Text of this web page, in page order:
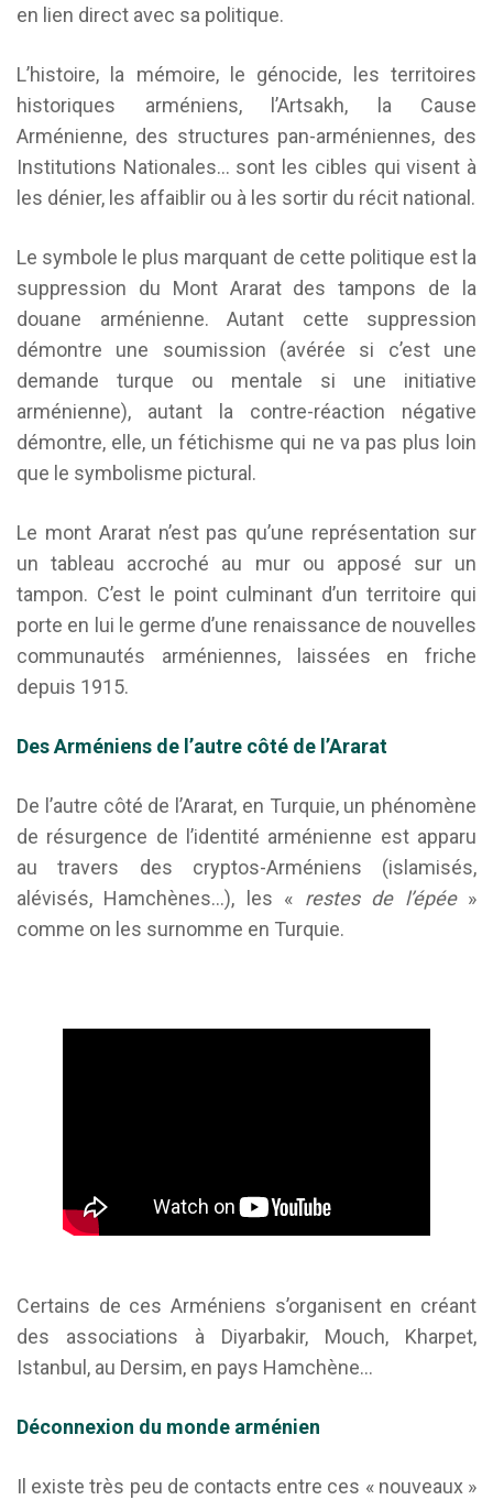
en lien direct avec sa politique.
L’histoire, la mémoire, le génocide, les territoires
historiques arméniens, l’Artsakh, la Cause
Arménienne, des structures pan-arméniennes, des
Institutions Nationales… sont les cibles qui visent à
les dénier, les affaiblir ou à les sortir du récit national.
Le symbole le plus marquant de cette politique est la
suppression du Mont Ararat des tampons de la
douane arménienne. Autant cette suppression
démontre une soumission (avérée si c’est une
demande turque ou mentale si une initiative
arménienne), autant la contre-réaction négative
démontre, elle, un fétichisme qui ne va pas plus loin
que le symbolisme pictural.
Le mont Ararat n’est pas qu’une représentation sur
un tableau accroché au mur ou apposé sur un
tampon. C’est le point culminant d’un territoire qui
porte en lui le germe d’une renaissance de nouvelles
communautés arméniennes, laissées en friche
depuis 1915.
Des Arméniens de l’autre côté de l’Ararat
De l’autre côté de l’Ararat, en Turquie, un phénomène
de résurgence de l’identité arménienne est apparu
au travers des cryptos-Arméniens (islamisés,
alévisés, Hamchènes…), les « restes de l’épée»
comme on les surnomme en Turquie.
Certains de ces Arméniens s’organisent en créant
des associations à Diyarbakir, Mouch, Kharpet,
Istanbul, au Dersim, en pays Hamchène…
Déconnexion du monde arménien
Il existe très peu de contacts entre ces « nouveaux »